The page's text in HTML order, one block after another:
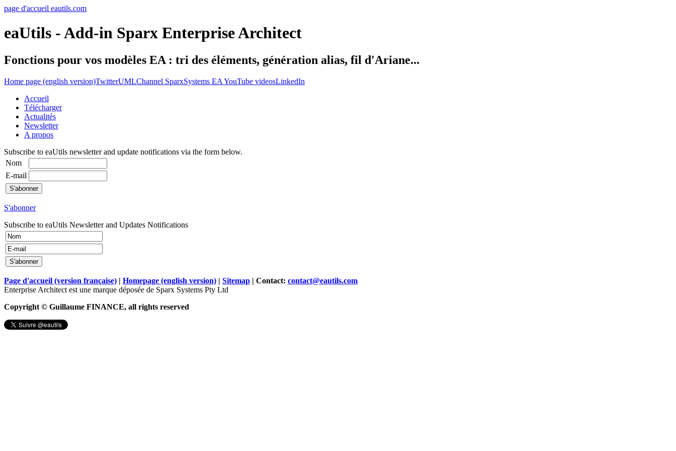
page d'accueil eautils.com
eaUtils - Add-in Sparx Enterprise Architect
Fonctions pour vos modèles EA : tri des éléments, génération alias, fil d'Ariane...
Home page (english version)TwitterUMLChannel SparxSystems EA YouTube videosLinkedIn
Accueil
Télécharger
Actualités
Newsletter
A propos
Subscribe to eaUtils newsletter and update notifications via the form below.
Nom
E-mail
S'abonner
Subscribe to eaUtils Newsletter and Updates Notifications
Page d'accueil (version française) | Homepage (english version) | Sitemap | Contact: contact@eautils.com
Enterprise Architect est une marque déposée de Sparx Systems Pty Ltd
Copyright © Guillaume FINANCE, all rights reserved